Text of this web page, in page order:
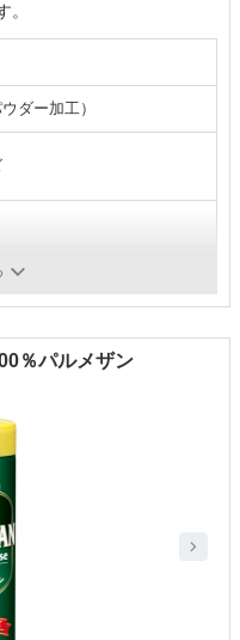
ダー加工）
％パルメザン